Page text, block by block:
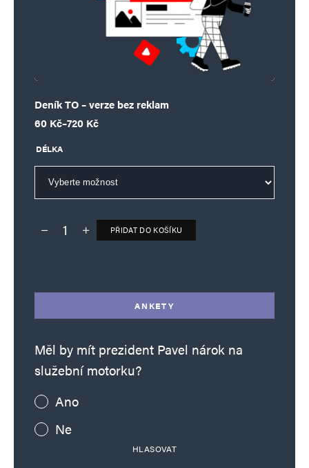
Deník TO – verze bez reklam
60 Kč–720 Kč
Rozpětí cen: 60 Kč až 720 Kč
DÉLKA
Deník TO – verze bez reklam množství
PŘIDAT DO KOŠÍKU
ANKETY
Měl by mít prezident Pavel nárok na
služební motorku?
Ano
Ne
HLASOVAT